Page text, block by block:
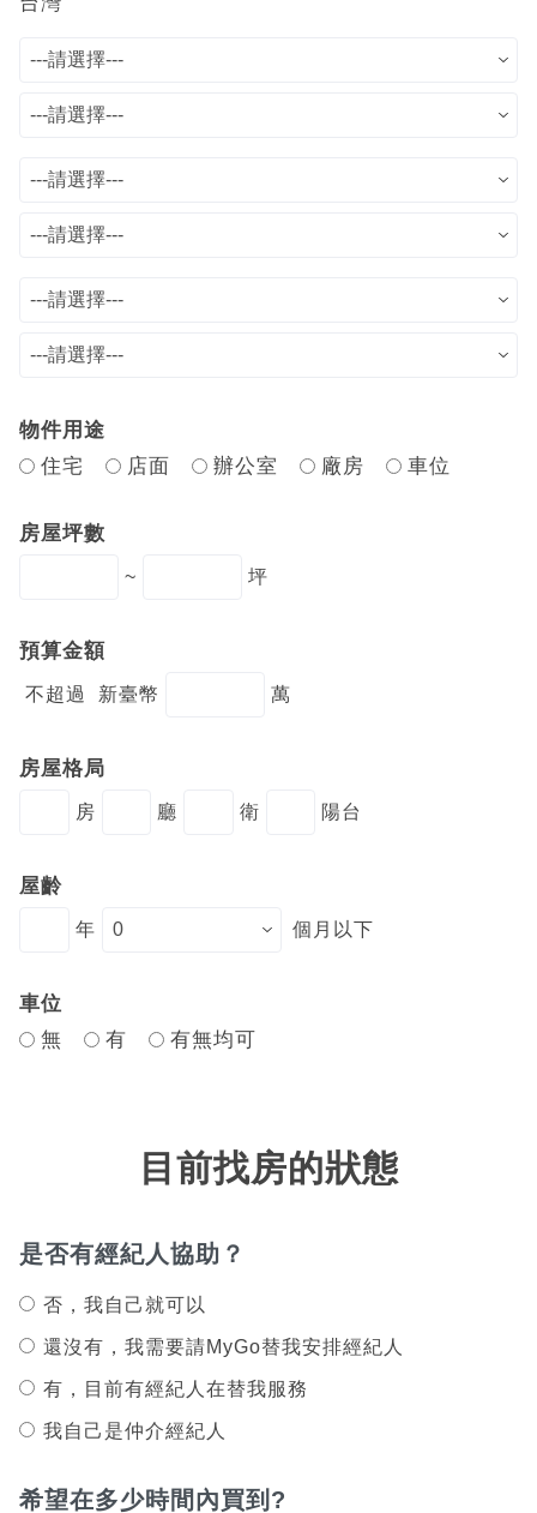
物件用途
住宅
店面 辦公室 廠房 車位
房屋坪數
~ 坪
預算金額
不超過 新臺幣 萬
房屋格局
房 廳 衛 陽台
屋齡
年 個月以下
車位
無
有 有無均可
目前找房的狀態
是否有經紀人協助？
否，我自己就可以
還沒有，我需要請MyGo替我安排經紀人
有，目前有經紀人在替我服務
我自己是仲介經紀人
希望在多少時間內買到?